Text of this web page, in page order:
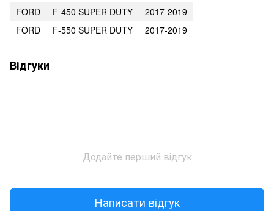
FORD
F-450 SUPER DUTY
2017-2019
FORD
F-550 SUPER DUTY 2017-2019
Відгуки
Додайте перший відгук
Написати відгук